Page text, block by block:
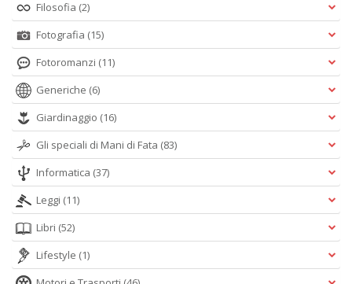
Filosofia (2)
Fotografia (15)
Fotoromanzi (11)
Generiche (6)
Giardinaggio (16)
Gli speciali di Mani di Fata (83)
Informatica (37)
Leggi (11)
Libri (52)
Lifestyle (1)